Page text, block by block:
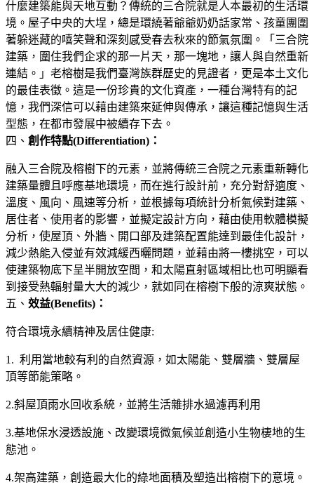
什麼建築能與天地互動？傳統的三合院就是人本最初的生活環
境。屋子中央的大埕，總是環繞著爺爺奶奶話家常、孩童團圍
著躲迷藏的嘻笑聲和深刻感受春去秋來的節氣氛圍。「三合院
建築，圍住我們企求的那一片天，那一塊地，讓人與自然重新
連結。」老榕樹是我們臺灣族群歷史的見證者，更是本土文化
的最佳表徵。這是一份珍貴的文化資產，一種台灣特有的記
憶，我們深信可以藉由建築來延伸與傳承，讓這種記憶與生活
型態，在都市發展中被續存下去。
四、 創作特點(Differentiation)：
融入三合院及榕樹下的元素，並將傳統三合院之元素重新轉化
建築量體且呼應基地環境，而在進行設計前，充分對舒適度、
溫度、風向、風速等分析，並根據每項統計分析氣候對建築、
居住者、使用者的影響，並擬定設計方向，藉由使用軟體模擬
分析，使屋頂、外牆、開口部及建築配置能達到最佳化設計，
減少熱能入侵並有效減緩西曬問題，並藉由將一樓挑空，可以
使建築物底下呈半開放空間，和太陽直射區域相比也可明顯看
到接受熱輻射量大大的減少，就如同在榕樹下般的涼爽狀態。
五、 效益(Benefits)：
符合環境永續精神及居住健康:
1. 利用當地較有利的自然資源，如太陽能、雙層牆、雙層屋
頂等節能策略。
2.斜屋頂雨水回收系統，並將生活雜排水過濾再利用
3.基地保水浸透設施、改變環境微氣候並創造小生物棲地的生
態池。
4.架高建築，創造最大化的綠地面積及塑造出榕樹下的意境。